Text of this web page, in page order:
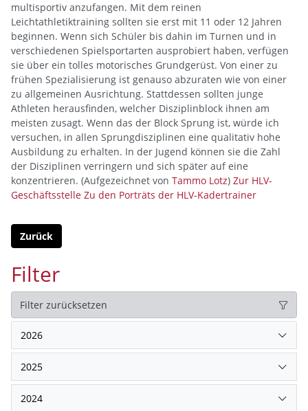
multisportiv anzufangen. Mit dem reinen
Leichtathletiktraining sollten sie erst mit 11 oder 12 Jahren
beginnen. Wenn sich Schüler bis dahin im Turnen und in
verschiedenen Spielsportarten ausprobiert haben, verfügen
sie über ein tolles motorisches Grundgerüst. Von einer zu
frühen Spezialisierung ist genauso abzuraten wie von einer
zu allgemeinen Ausrichtung. Stattdessen sollten junge
Athleten herausfinden, welcher Disziplinblock ihnen am
meisten zusagt. Wenn das der Block Sprung ist, würde ich
versuchen, in allen Sprungdisziplinen eine qualitativ hohe
Ausbildung zu erhalten. In der Jugend können sie die Zahl
der Disziplinen verringern und sich später auf eine
konzentrieren. (Aufgezeichnet von Tammo Lotz) Zur HLV-
Geschäftsstelle Zu den Porträts der HLV-Kadertrainer
Zurück
Filter
Filter zurücksetzen
2026
2025
2024